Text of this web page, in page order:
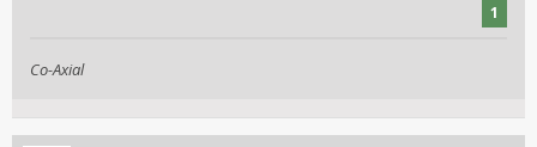
1
Co-Axial